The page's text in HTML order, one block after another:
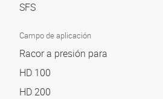
SFS
Campo de aplicación
Racor a presión para
HD 100
HD 200